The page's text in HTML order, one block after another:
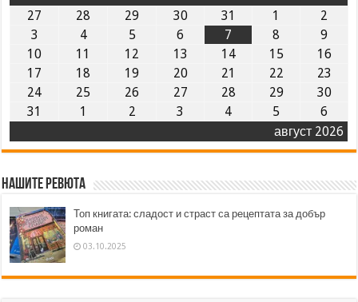
август 2026
27 28 29 30 31 1
2
3
4 5 6 7 8
9
10
11 12 13 14 15
16
17
18 19 20 21 22
23
24
25 26 27 28 29
30
31
1 2 3 4 5 6
Нашите ревюта
Топ книгата: сладост и страст са рецептата за добър
роман
03.10.2025